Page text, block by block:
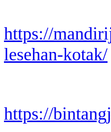
https://
lesehan-kotak/
https://